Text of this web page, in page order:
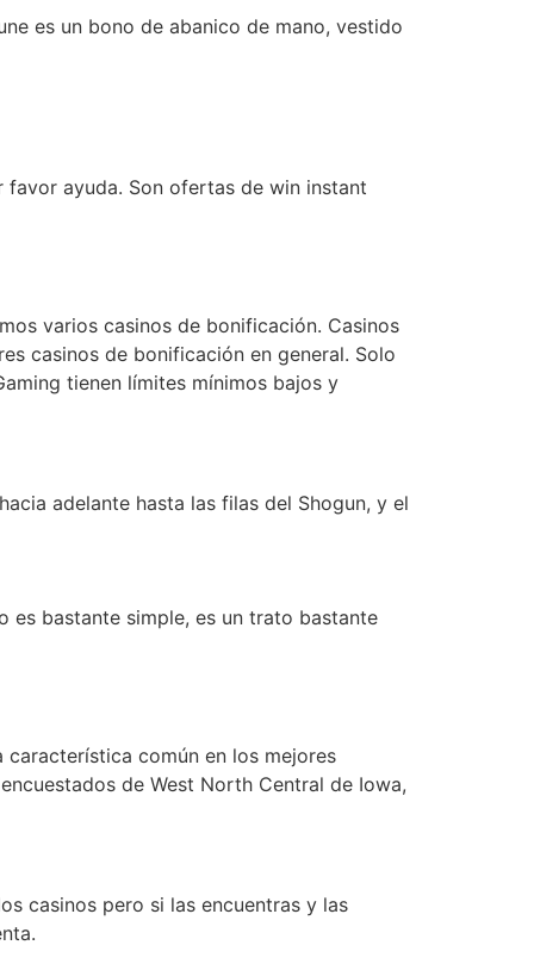
es un bono de abanico de mano, vestido
favor ayuda. Son ofertas de win instant
varios casinos de bonificación. Casinos
casinos de bonificación en general. Solo
tienen límites mínimos bajos y
adelante hasta las filas del Shogun, y el
es bastante simple, es un trato bastante
común en los mejores
de West North Central de Iowa,
casinos pero si las encuentras y las